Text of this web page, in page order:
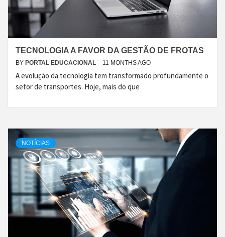
TECNOLOGIA A FAVOR DA GESTÃO DE FROTAS
BY PORTAL EDUCACIONAL 11 MONTHS AGO
A evolução da tecnologia tem transformado profundamente o
setor de transportes. Hoje, mais do que
NOTÍCIAS